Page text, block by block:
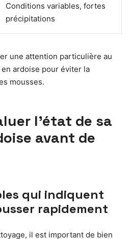
Conditions variables, fortes
précipitations
une attention particulière au
ardoise pour éviter la
mousses.
l’état de sa
avant de
qui indiquent
rapidement
il est important de bien